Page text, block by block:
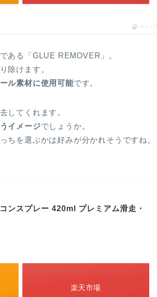
ポチップ
ある「GLUE REMOVER」。
除けます。
ル素材に使用可能です。
してくれます。
イメージでしょうか。
ちを選ぶかは好みが分かれそうですね。
ンスプレー 420ml プレミアム滑走・
楽天市場